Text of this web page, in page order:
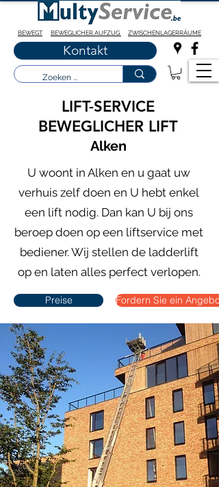
BEWEGT BEWEGLICHER AUFZUG ZWISCHENLAGERRÄUME
Kontakt
LIFT-SERVICE
BEWEGLICHER LIFT
Alken
U woont in Alken en u gaat uw
verhuis zelf doen en U hebt enkel
een lift nodig. Dan kan U bij ons
beroep doen op een liftservice met
bediener. Wij stellen de ladderlift
op en laten alles perfect verlopen.
Preise Fordern Sie ein